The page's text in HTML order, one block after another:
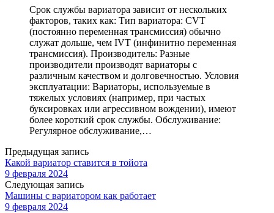
Срок службы вариатора зависит от нескольких
факторов, таких как: Тип вариатора: CVT
(постоянно переменная трансмиссия) обычно
служат дольше, чем IVT (инфинитно переменная
трансмиссия). Производитель: Разные
производители производят вариаторы с
различным качеством и долговечностью. Условия
эксплуатации: Вариаторы, используемые в
тяжелых условиях (например, при частых
буксировках или агрессивном вождении), имеют
более короткий срок службы. Обслуживание:
Регулярное обслуживание,…
Предыдущая запись
Какой вариатор ставится в тойота
9 февраля 2024
Следующая запись
Машины с вариатором как работает
9 февраля 2024